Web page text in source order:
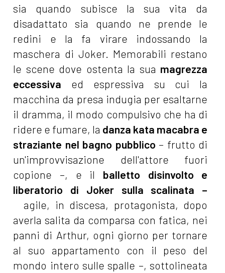
sia quando subisce la sua vita da
disadattato sia quando ne prende le
redini e la fa virare indossando la
maschera di Joker. Memorabili restano
le scene dove ostenta la sua magrezza
eccessiva ed espressiva su cui la
macchina da presa indugia per esaltarne
il dramma, il modo compulsivo che ha di
ridere e fumare, la danza kata macabra e
straziante nel bagno pubblico – frutto di
un'improvvisazione dell'attore fuori
copione –, e il balletto disinvolto e
liberatorio di Joker sulla scalinata –
agile, in discesa, protagonista, dopo
averla salita da comparsa con fatica, nei
panni di Arthur, ogni giorno per tornare
al suo appartamento con il peso del
mondo intero sulle spalle –, sottolineata